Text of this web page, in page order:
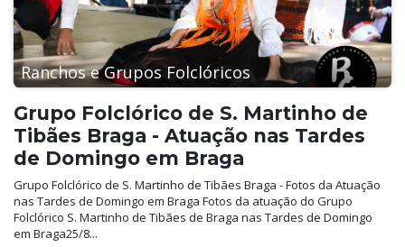
Ranchos e Grupos Folclóricos
Grupo Folclórico de S. Martinho de
Tibães Braga - Atuação nas Tardes
de Domingo em Braga
Grupo Folclórico de S. Martinho de Tibães Braga - Fotos da Atuação
nas Tardes de Domingo em Braga Fotos da atuação do Grupo
Folclórico S. Martinho de Tibães de Braga nas Tardes de Domingo
em Braga25/8...